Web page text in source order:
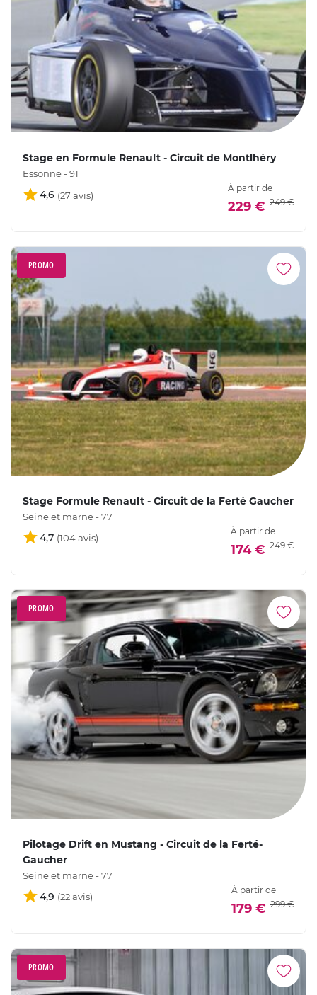
Stage en Formule Renault - Circuit de Montlhéry
Essonne - 91
4,6
À partir de
229 € 249 €
PROMO
Stage Formule Renault - Circuit de la Ferté Gaucher
Seine et marne - 77
4,7
À partir de
174 € 249 €
PROMO
Pilotage Drift en Mustang - Circuit de la Ferté-
Gaucher
Seine et marne - 77
4,9
À partir de
179 € 299 €
PROMO